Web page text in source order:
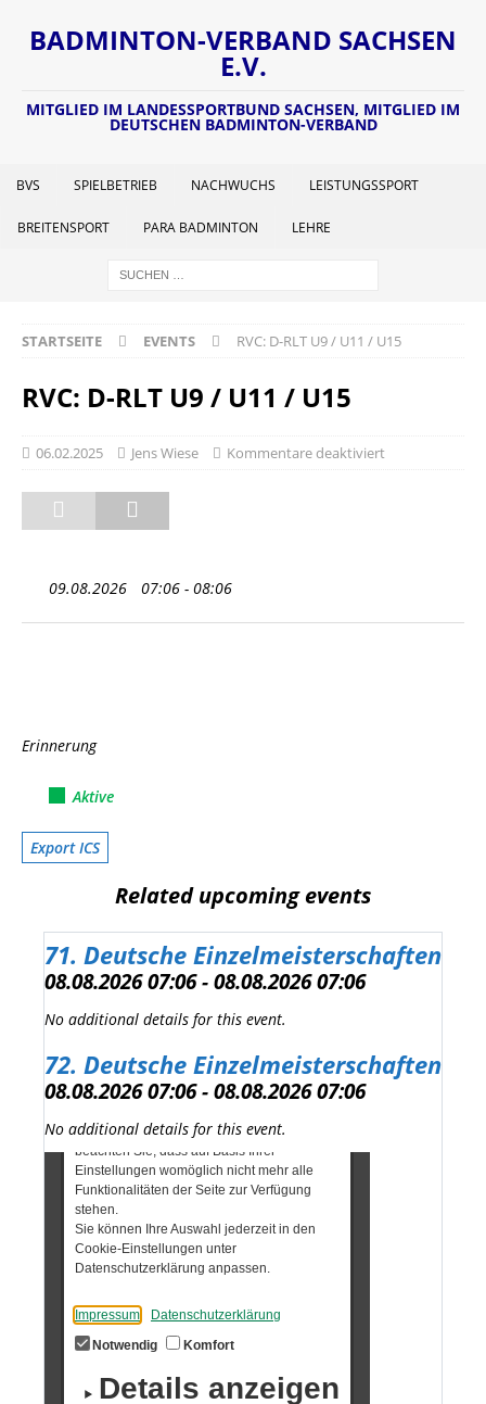
BADMINTON-VERBAND SACHSEN
E.V.
MITGLIED IM LANDESSPORTBUND SACHSEN, MITGLIED IM
DEUTSCHEN BADMINTON-VERBAND
BVS SPIELBETRIEB NACHWUCHS LEISTUNGSSPORT
BREITENSPORT PARA BADMINTON LEHRE
STARTSEITE EVENTS RVC: D-RLT U9 / U11 / U15
RVC: D-RLT U9 / U11 / U15
06.02.2025 Jens Wiese Kommentare deaktiviert
09.08.2026 07:06 - 08:06
Erinnerung
Aktive
Export ICS
Related upcoming events
71. Deutsche Einzelmeisterschaften
08.08.2026 07:06 - 08.08.2026 07:06
No additional details for this event.
72. Deutsche Einzelmeisterschaften
08.08.2026 07:06 - 08.08.2026 07:06
No additional details for this event.
Gruppe SüdOst SODM Aktive